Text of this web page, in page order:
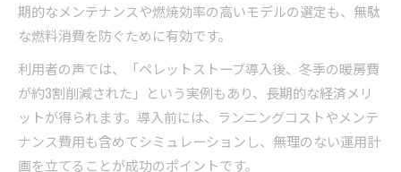
期的なメンテナンスや燃焼効率の高いモデルの選定も、無駄
な燃料消費を防ぐために有効です。
利用者の声では、「ペレットストーブ導入後、冬季の暖房費
が約3割削減された」という実例もあり、長期的な経済メリ
ットが得られます。導入前には、ランニングコストやメンテ
ナンス費用も含めてシミュレーションし、無理のない運用計
画を立てることが成功のポイントです。